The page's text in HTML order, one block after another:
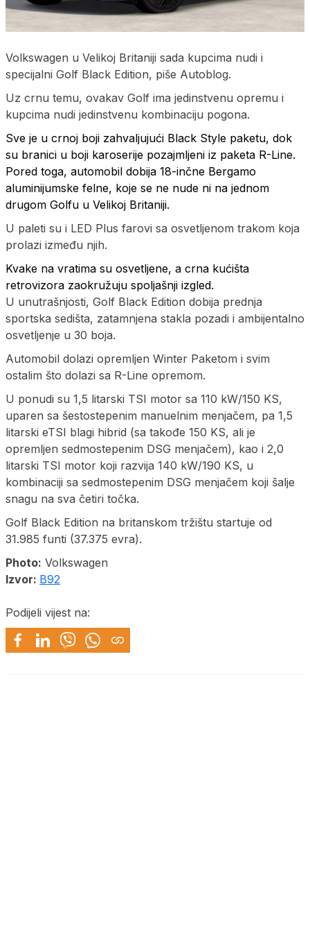
Volkswagen u Velikoj Britaniji sada kupcima nudi i
specijalni Golf Black Edition, piše Autoblog.
Uz crnu temu, ovakav Golf ima jedinstvenu opremu i
kupcima nudi jedinstvenu kombinaciju pogona.
Sve je u crnoj boji zahvaljujući Black Style paketu, dok
su branici u boji karoserije pozajmljeni iz paketa R-Line.
Pored toga, automobil dobija 18-inčne Bergamo
aluminijumske felne, koje se ne nude ni na jednom
drugom Golfu u Velikoj Britaniji.
U paleti su i LED Plus farovi sa osvetljenom trakom koja
prolazi između njih.
Kvake na vratima su osvetljene, a crna kućišta
retrovizora zaokružuju spoljašnji izgled.
U unutrašnjosti, Golf Black Edition dobija prednja
sportska sedišta, zatamnjena stakla pozadi i ambijentalno
osvetljenje u 30 boja.
Automobil dolazi opremljen Winter Paketom i svim
ostalim što dolazi sa R-Line opremom.
U ponudi su 1,5 litarski TSI motor sa 110 kW/150 KS,
uparen sa šestostepenim manuelnim menjačem, pa 1,5
litarski eTSI blagi hibrid (sa takođe 150 KS, ali je
opremljen sedmostepenim DSG menjačem), kao i 2,0
litarski TSI motor koji razvija 140 kW/190 KS, u
kombinaciji sa sedmostepenim DSG menjačem koji šalje
snagu na sva četiri točka.
Golf Black Edition na britanskom tržištu startuje od
31.985 funti (37.375 evra).
Photo: Volkswagen
Izvor: B92
Podijeli vijest na: